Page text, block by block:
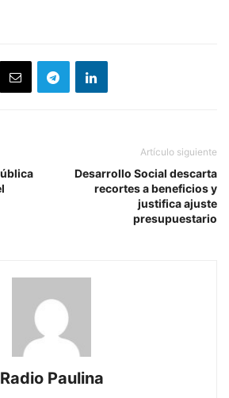
Artículo siguiente
Desarrollo Social descarta
recortes a beneficios y
justifica ajuste
presupuestario
Radio Paulina